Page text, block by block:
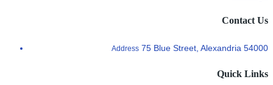
Contact Us
Address 75 Blue Street, Alexandria 54000
Quick Links